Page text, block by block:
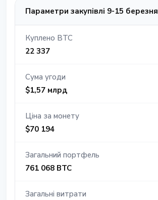
Параметри закупівлі 9-15 березня
Куплено BTC
22 337
Сума угоди
$1,57 млрд
Ціна за монету
$70 194
Загальний портфель
761 068 BTC
Загальні витрати